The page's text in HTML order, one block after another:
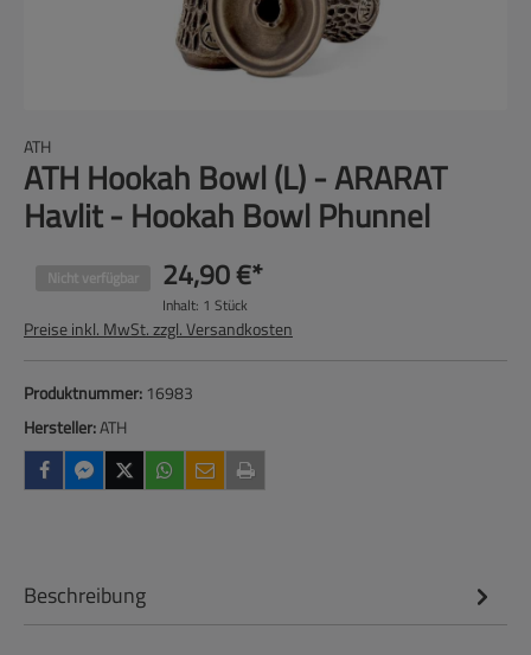
ATH
ATH Hookah Bowl (L) - ARARAT
Havlit - Hookah Bowl Phunnel
Nicht verfügbar 24,90 €*
Inhalt: 1 Stück
Preise inkl. MwSt. zzgl. Versandkosten
Produktnummer: 16983
Hersteller:ATH
Beschreibung